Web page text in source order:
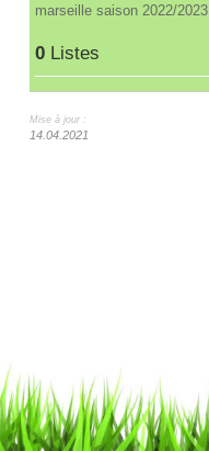
marseille saison 2022/2023
0Listes
Mise à jour :
14.04.2021